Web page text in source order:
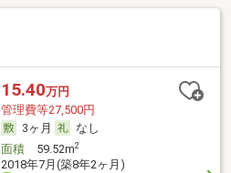
15.40万円
管理費等27,500円
3ヶ月
なし
面積59.52m2
2018年7月(築8年2ヶ月)